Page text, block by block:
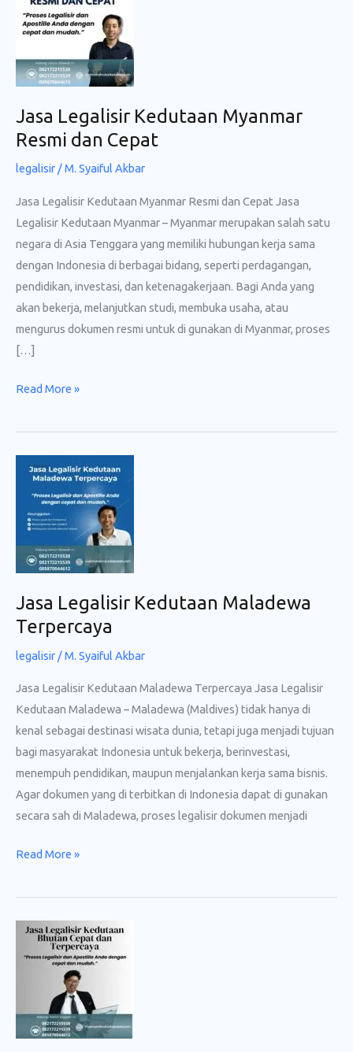
Jasa Legalisir Kedutaan Myanmar
Resmi dan Cepat
legalisir/M. Syaiful Akbar
Jasa Legalisir Kedutaan Myanmar Resmi dan Cepat Jasa
Legalisir Kedutaan Myanmar – Myanmar merupakan salah satu
negara di Asia Tenggara yang memiliki hubungan kerja sama
dengan Indonesia di berbagai bidang, seperti perdagangan,
pendidikan, investasi, dan ketenagakerjaan. Bagi Anda yang
akan bekerja, melanjutkan studi, membuka usaha, atau
mengurus dokumen resmi untuk di gunakan di Myanmar, proses
[…]
Jasa
Kedutaan
Resmi
dan
Cepat
Read More »
Jasa Legalisir Kedutaan Maladewa
Terpercaya
legalisir /M. Syaiful Akbar
Jasa Legalisir Kedutaan Maladewa Terpercaya Jasa Legalisir
Kedutaan Maladewa – Maladewa (Maldives) tidak hanya di
kenal sebagai destinasi wisata dunia, tetapi juga menjadi tujuan
bagi masyarakat Indonesia untuk bekerja, berinvestasi,
menempuh pendidikan, maupun menjalankan kerja sama bisnis.
Agar dokumen yang di terbitkan di Indonesia dapat di gunakan
secara sah di Maladewa, proses legalisir dokumen menjadi
Jasa
Kedutaan
Terpercaya
Read More »